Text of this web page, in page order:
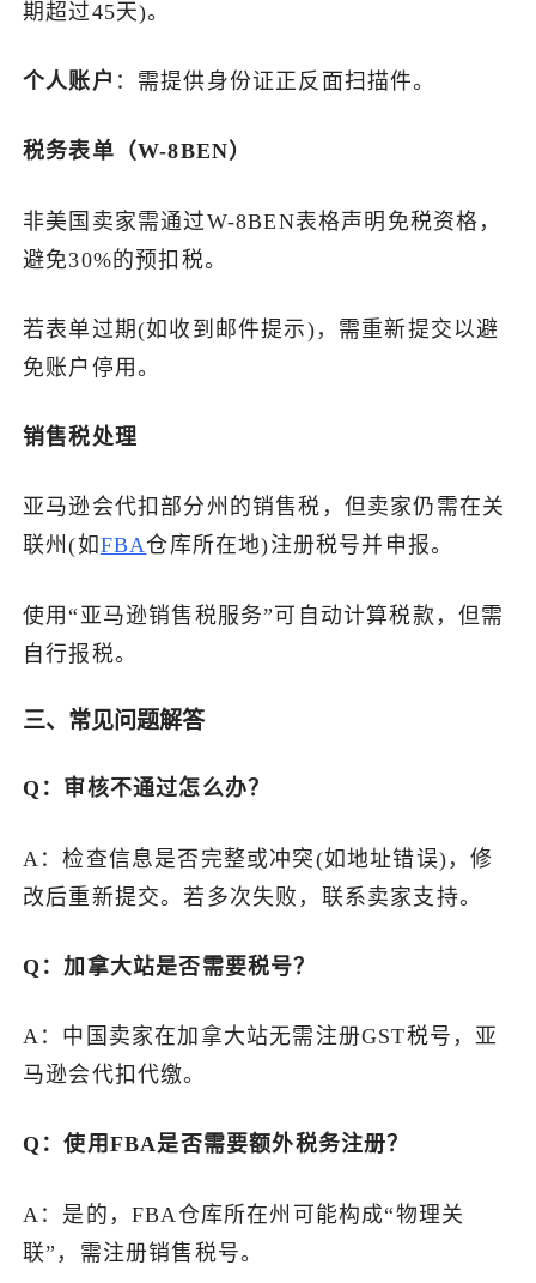
期超过45天)。
个人账户 ：需提供身份证正反面扫描件。
税务表单（W-8BEN）
非美国卖家需通过W-8BEN表格声明免税资格，
避免30%的预扣税。
若表单过期(如收到邮件提示)，需重新提交以避
免账户停用。
销售税处理
亚马逊会代扣部分州的销售税，但卖家仍需在关
联州(如FBA仓库所在地)注册税号并申报。
使用“亚马逊销售税服务”可自动计算税款，但需
自行报税。
三、常见问题解答
Q：审核不通过怎么办？
A：检查信息是否完整或冲突(如地址错误)，修
改后重新提交。若多次失败，联系卖家支持。
Q：加拿大站是否需要税号？
A：中国卖家在加拿大站无需注册GST税号，亚
马逊会代扣代缴。
Q：使用FBA是否需要额外税务注册？
A：是的，FBA仓库所在州可能构成“物理关
联”，需注册销售税号。